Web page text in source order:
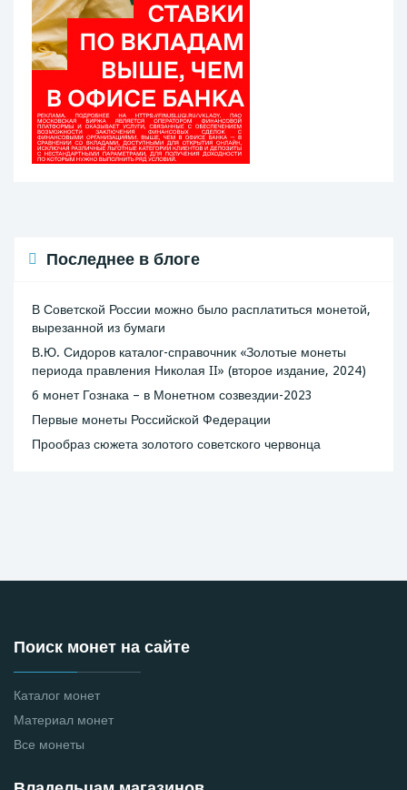
Последнее в блоге
В Советской России можно было расплатиться монетой,
вырезанной из бумаги
В.Ю. Сидоров каталог-справочник «Золотые монеты
периода правления Николая II» (второе издание, 2024)
6 монет Гознака – в Монетном созвездии-2023
Первые монеты Российской Федерации
Прообраз сюжета золотого советского червонца
Поиск монет на сайте
Каталог монет
Материал монет
Все монеты